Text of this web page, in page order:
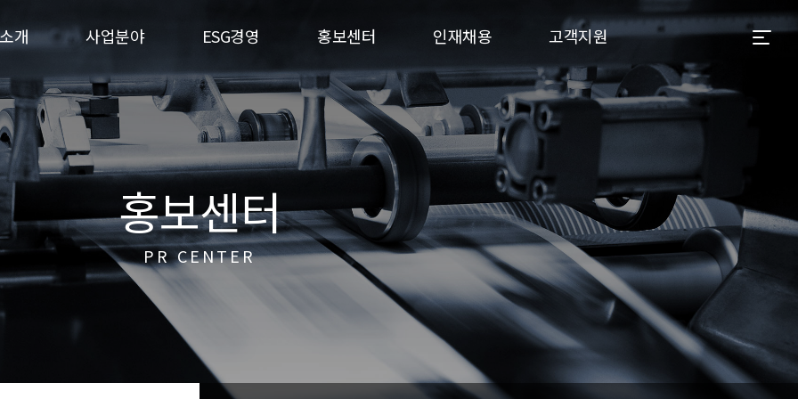
개 사업분야 ESG경영 홍보센터 인재채용 고객지원
홍보센터
PR CENTER